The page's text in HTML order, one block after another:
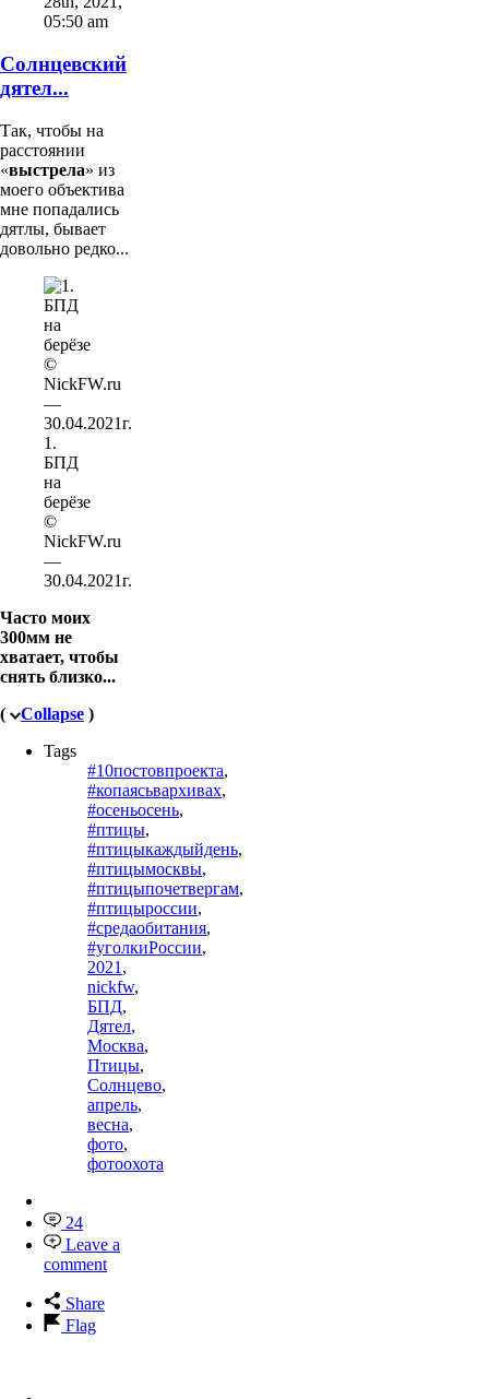
05:50 am
Солнцевский
дятел...
Так, чтобы на
расстоянии
«выстрела» из
моего объектива
мне попадались
дятлы, бывает
довольно редко...
1.
БПД
на
берёзе
©
NickFW.ru
—
30.04.2021г.
Часто моих
300мм не
хватает, чтобы
снять близко...
(
Collapse )
Tags
#10постовпроекта,
#копаясьвархивах,
#осеньосень,
#птицы,
#птицыкаждыйдень,
#птицымосквы,
#птицыпочетвергам,
#птицыроссии,
#средаобитания,
#уголкиРоссии,
2021 ,
nickfw,
БПД,
Дятел,
Москва,
Птицы,
Солнцево,
апрель,
весна,
фото,
фотоохота
24
Leave a
comment
Share
Flag